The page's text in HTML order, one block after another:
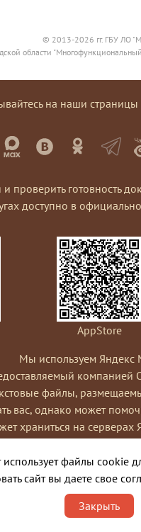
использует файлы cookie
сайт вы даете свое
Закрыть
© 2013-2026 гг. ГБУ ЛО
области
на наши страницы
и проверить готовность
доступно в
AppStore
Мы используем Яндекс
файлы,
однако может
храниться на
отчетов об
использования
соответствующие
на работу
порядке и целях,